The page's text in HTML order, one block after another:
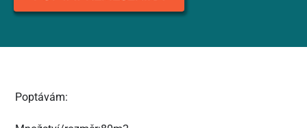
Poptávám: